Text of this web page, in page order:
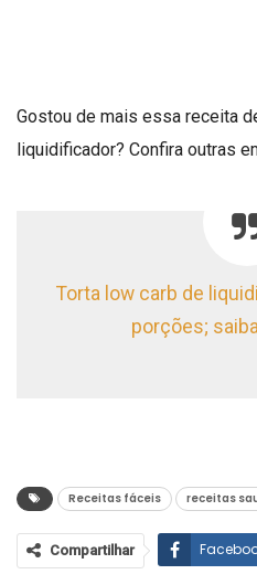
Gostou de mais essa receita
liquidificador? Confira outras
Torta low carb de
porções;
Receitas fáceis receitas
Compartilhar